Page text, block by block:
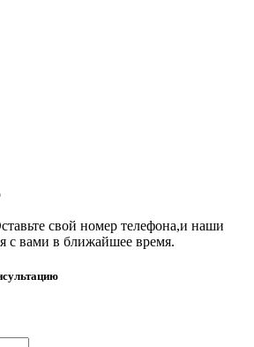
свой номер телефона,и наши
с вами в ближайшее время.